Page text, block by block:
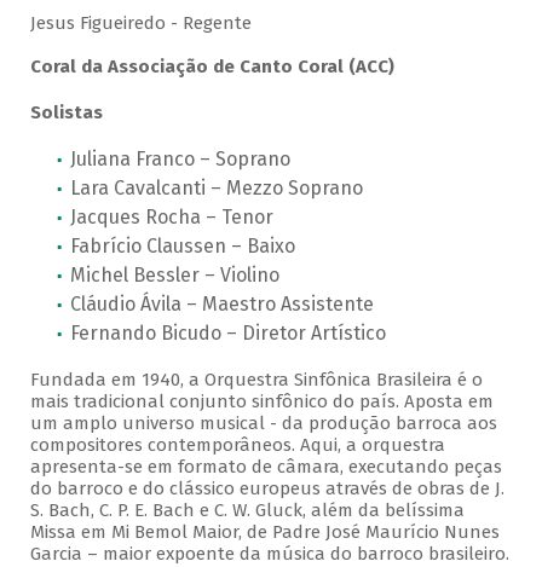
Jesus Figueiredo - Regente
Coral da Associação de Canto Coral (ACC)
Solistas
Juliana Franco – Soprano
Lara Cavalcanti – Mezzo Soprano
Jacques Rocha – Tenor
Fabrício Claussen – Baixo
Michel Bessler – Violino
Cláudio Ávila – Maestro Assistente
Fernando Bicudo – Diretor Artístico
Fundada em 1940, a Orquestra Sinfônica Brasileira é o
mais tradicional conjunto sinfônico do país. Aposta em
um amplo universo musical - da produção barroca aos
compositores contemporâneos. Aqui, a orquestra
apresenta-se em formato de câmara, executando peças
do barroco e do clássico europeus através de obras de J.
S. Bach, C. P. E. Bach e C. W. Gluck, além da belíssima
Missa em Mi Bemol Maior, de Padre José Maurício Nunes
Garcia – maior expoente da música do barroco brasileiro.